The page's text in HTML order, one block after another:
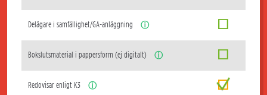
Delägare i samfällighet/GA-anläggning ⓘ
Bokslutsmaterial i pappersform (ej digitalt) ⓘ
Redovisar enligt K3 ⓘ